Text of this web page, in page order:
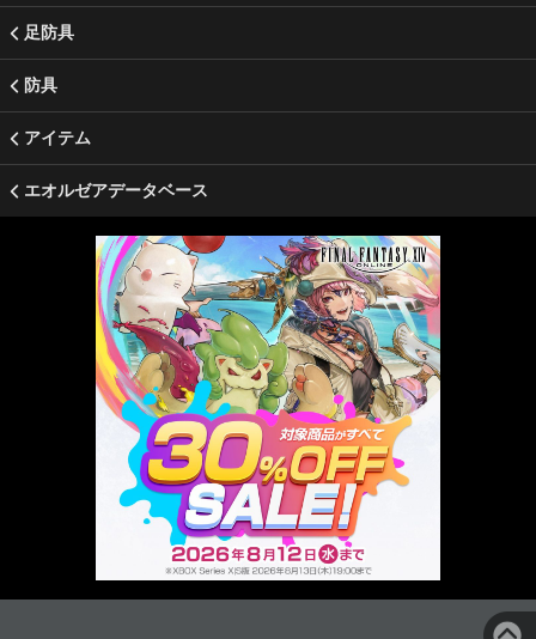
足防具
防具
アイテム
エオルゼアデータベース